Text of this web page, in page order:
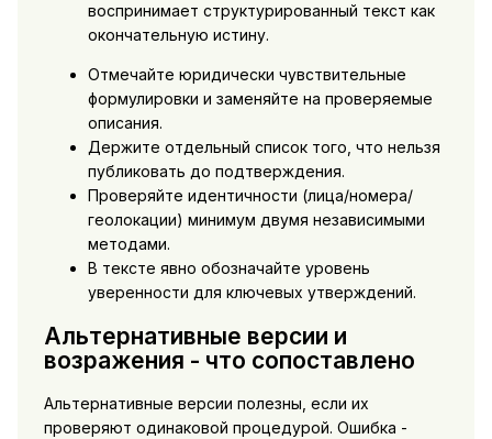
воспринимает структурированный текст как
окончательную истину.
Отмечайте юридически чувствительные
формулировки и заменяйте на проверяемые
описания.
Держите отдельный список того, что нельзя
публиковать до подтверждения.
Проверяйте идентичности (лица/номера/
геолокации) минимум двумя независимыми
методами.
В тексте явно обозначайте уровень
уверенности для ключевых утверждений.
Альтернативные версии и
возражения - что сопоставлено
Альтернативные версии полезны, если их
проверяют одинаковой процедурой. Ошибка -